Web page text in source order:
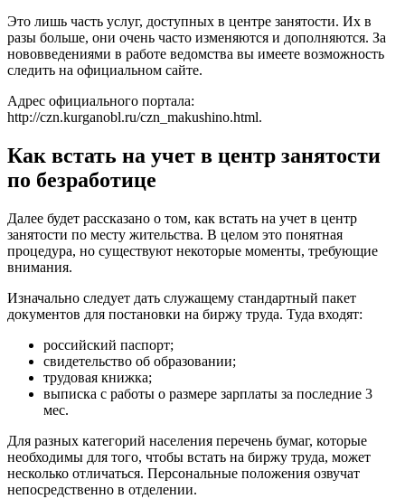
Это лишь часть услуг, доступных в центре занятости. Их в
разы больше, они очень часто изменяются и дополняются. За
нововведениями в работе ведомства вы имеете возможность
следить на официальном сайте.
Адрес официального портала:
http://czn.kurganobl.ru/czn_makushino.html.
Как встать на учет в центр занятости
по безработице
Далее будет рассказано о том, как встать на учет в центр
занятости по месту жительства. В целом это понятная
процедура, но существуют некоторые моменты, требующие
внимания.
Изначально следует дать служащему стандартный пакет
документов для постановки на биржу труда. Туда входят:
российский паспорт;
свидетельство об образовании;
трудовая книжка;
выписка с работы о размере зарплаты за последние 3
мес.
Для разных категорий населения перечень бумаг, которые
необходимы для того, чтобы встать на биржу труда, может
несколько отличаться. Персональные положения озвучат
непосредственно в отделении.